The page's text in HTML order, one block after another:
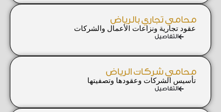
محامي تجاري بالرياض
عقود تجارية ونزاعات الأعمال والشركات
التفاصيل
محامي شركات الرياض
تأسيس الشركات وعقودها وتصفيتها
التفاصيل